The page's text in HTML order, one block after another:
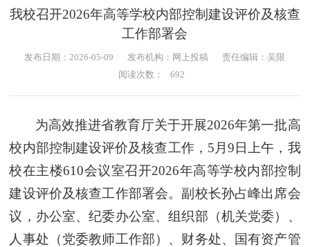
我校召开2026年高等学校内部控制建设评价及核查
工作部署会
发布日期：2026-05-09 发布机构：网上投稿
责任编辑：吴限
阅读次数：
692
为高效推进省教育厅关于开展2026年第一批高
校内部控制建设评价及核查工作，5月9日上午，我
校在主楼610会议室召开2026年高等学校内部控制
建设评价及核查工作部署会。副校长孙占峰出席会
议，办公室、纪委办公室、组织部（机关党委）、
人事处（党委教师工作部）、财务处、国有资产管